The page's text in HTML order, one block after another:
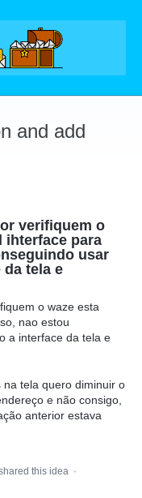
and add
verifiquem o
ihterface para
usar
tela e
o waze esta
nao estou
a interface da tela e
tela quero diminuir o
e não consigo,
anterior estava
this idea
·